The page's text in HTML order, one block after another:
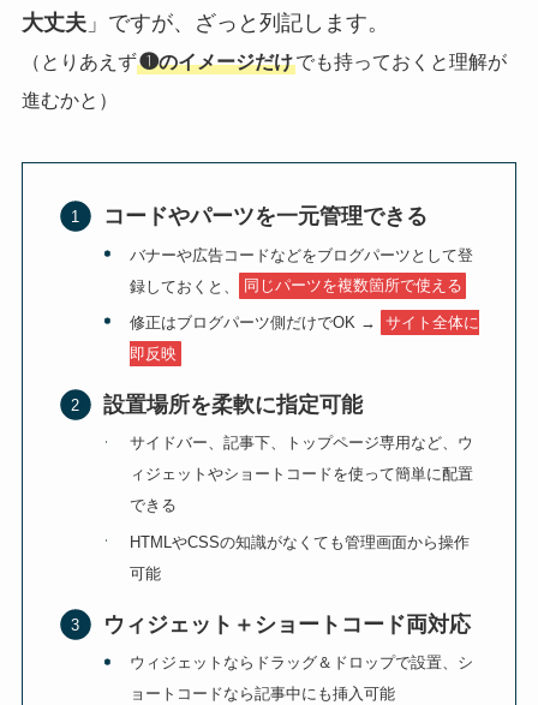
大丈夫」ですが、ざっと列記します。
（とりあえず❶のイメージだけでも持っておくと理解が
進むかと）
コードやパーツを一元管理できる
バナーや広告コードなどをブログパーツとして登
録しておくと、
同じパーツを複数箇所で使える
修正はブログパーツ側だけでOK →
サイト全体に
即反映
設置場所を柔軟に指定可能
サイドバー、記事下、トップページ専用など、ウ
ィジェットやショートコードを使って簡単に配置
できる
HTMLやCSSの知識がなくても管理画面から操作
可能
ウィジェット＋ショートコード両対応
ウィジェットならドラッグ＆ドロップで設置、シ
ョートコードなら記事中にも挿入可能